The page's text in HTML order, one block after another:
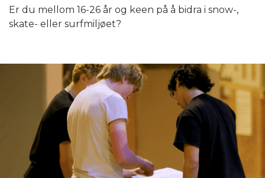
Er du mellom 16-26 år og keen på å bidra i snow-,
skate- eller surfmiljøet?